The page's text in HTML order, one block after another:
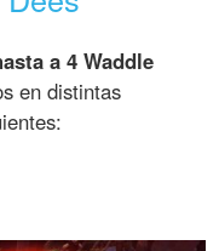
a 4 Waddle
en distintas